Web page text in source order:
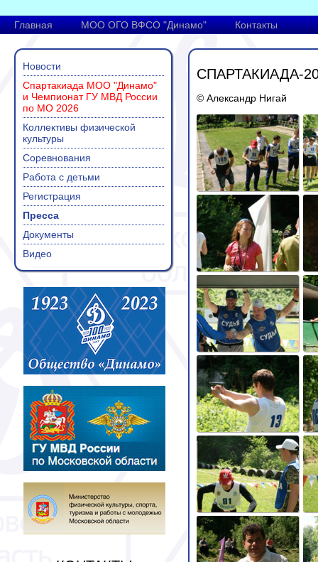
Главная МОО ОГО ВФСО "Динамо" Контакты
Новости
Спартакиада МОО "Динамо"
и Чемпионат ГУ МВД России
по МО 2026
Коллективы физической
культуры
Соревнования
Работа с детьми
Регистрация
Пресса
Документы
Видео
СПАРТАКИАДА-
© Александр Нигай